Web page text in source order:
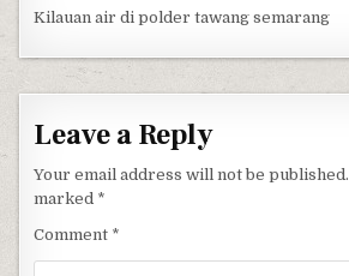
Kilauan air di polder tawang semarang
Leave a Reply
Your email address will not be published.
marked *
Comment *